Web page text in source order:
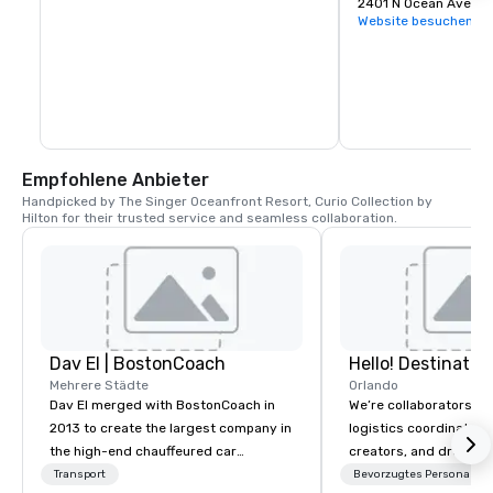
und Festtagscharter nach Fort
Lauderdale, Miami, auf die Florida Keys
und auf die Bahamas an
Geschmack.
2401 N Ocean
Website besuchen
Empfohlene Anbieter
Handpicked by The Singer Oceanfront Resort, Curio Collection by
Hilton for their trusted service and seamless collaboration.
Dav El | BostonCoach
Mehrere Städte
Dav El merged with BostonCoach in
2013 to create the largest company in
the high-end chauffeured car
industry. BostonCoach was founded
Transport
Orlando
We’re collaborators,
logistics
creators, and
we love with a
Bevorzugtes Personal